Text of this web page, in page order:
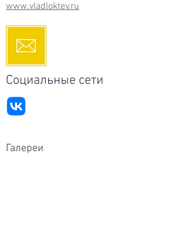
www.vladloktev.ru
Социальные сети
Галереи